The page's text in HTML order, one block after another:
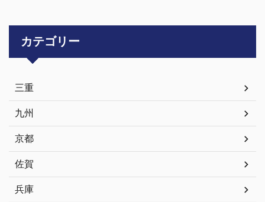
カテゴリー
三重
九州
京都
佐賀
兵庫